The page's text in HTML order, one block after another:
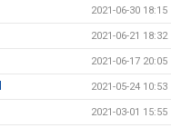
2021-06-30 18:15
2021-06-21 18:32
2021-06-17 20:05
2021-05-24 10:53
2021-03-01 15:55